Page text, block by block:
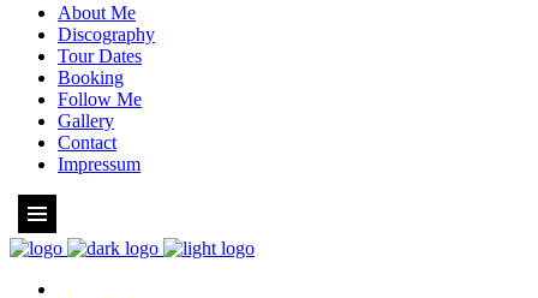
About Me
Discography
Tour Dates
Booking
Follow Me
Gallery
Contact
Impressum